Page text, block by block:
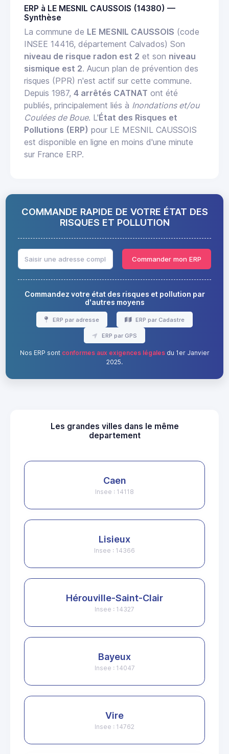
ERP à LE MESNIL CAUSSOIS (14380) —
Synthèse
La commune de LE MESNIL CAUSSOIS (code
INSEE 14416, département Calvados) Son
niveau de risque radon est 2 et son niveau
sismique est 2. Aucun plan de prévention des
risques (PPR) n'est actif sur cette commune.
Depuis 1987, 4 arrêtés CATNAT ont été
publiés, principalement liés à Inondations et/ou
Coulées de Boue. L'État des Risques et
Pollutions (ERP) pour LE MESNIL CAUSSOIS
est disponible en ligne en moins d'une minute
sur France ERP.
COMMANDE RAPIDE DE VOTRE ÉTAT DES
RISQUES ET POLLUTION
Commander mon ERP
Commandez votre état des risques et pollution par
d'autres moyens
ERP par adresse ERP par Cadastre
ERP par GPS
Nos ERP sont conformes aux exigences légalesdu 1er Janvier
2025.
Les grandes villes dans le même
departement
Caen
Insee : 14118
Lisieux
Insee : 14366
Hérouville-Saint-Clair
Insee : 14327
Bayeux
Insee : 14047
Vire
Insee : 14762